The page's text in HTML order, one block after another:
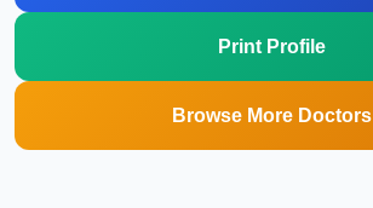
Print Profile
Browse More Doctors